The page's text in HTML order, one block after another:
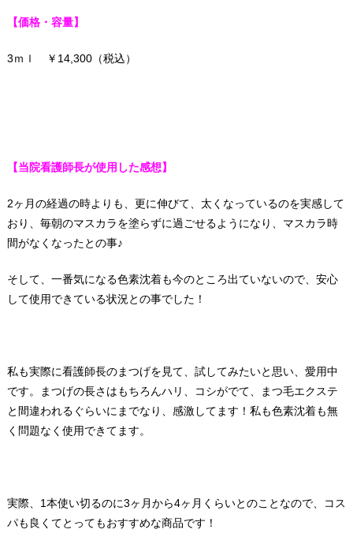
【価格・容量】
3ｍｌ ￥14,300（税込）
【当院看護師長が使用した感想】
2ヶ月の経過の時よりも、更に伸びて、太くなっているのを実感して
おり、毎朝のマスカラを塗らずに過ごせるようになり、マスカラ時
間がなくなったとの事♪
そして、一番気になる色素沈着も今のところ出ていないので、安心
して使用できている状況との事でした！
私も実際に看護師長のまつげを見て、試してみたいと思い、愛用中
です。まつげの長さはもちろんハリ、コシがでて、まつ毛エクステ
と間違われるぐらいにまでなり、感激してます！私も色素沈着も無
く問題なく使用できてます。
実際、1本使い切るのに3ヶ月から4ヶ月くらいとのことなので、コス
パも良くてとってもおすすめな商品です！